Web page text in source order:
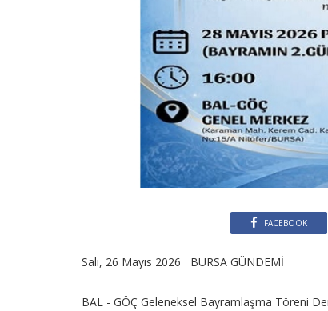
FACEBOOK
Salı, 26 Mayıs 2026 BURSA GÜNDEMİ
BAL - GÖÇ Geleneksel Bayramlaşma Töreni